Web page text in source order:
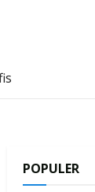
POPULER